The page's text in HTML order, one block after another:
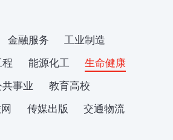
金融服务
工业制造
程 能源化工
生命健康
事业
教育高校
传媒出版
交通物流